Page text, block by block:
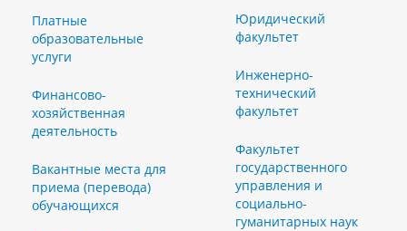
Платные
образовательные
услуги
Финансово-
хозяйственная
деятельность
Вакантные места для
приема (перевода)
обучающихся
Юридический
факультет
Инженерно-
технический
факультет
Факультет
государственного
управления и
социально-
гуманитарных наук